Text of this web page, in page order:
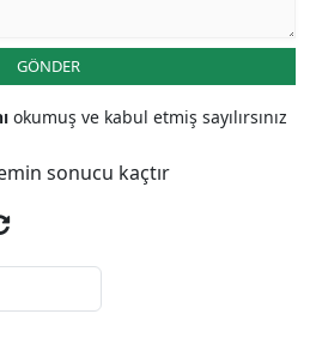
Mardin
Muğla
Muş
Niğde
Ordu
GÖNDER
okumuş ve kabul etmiş sayılırsınız
sonucu kaçtır